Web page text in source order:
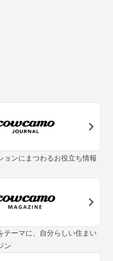
ョンにまつわるお役立ち情報
テーマに、自分らしい住まい
ン